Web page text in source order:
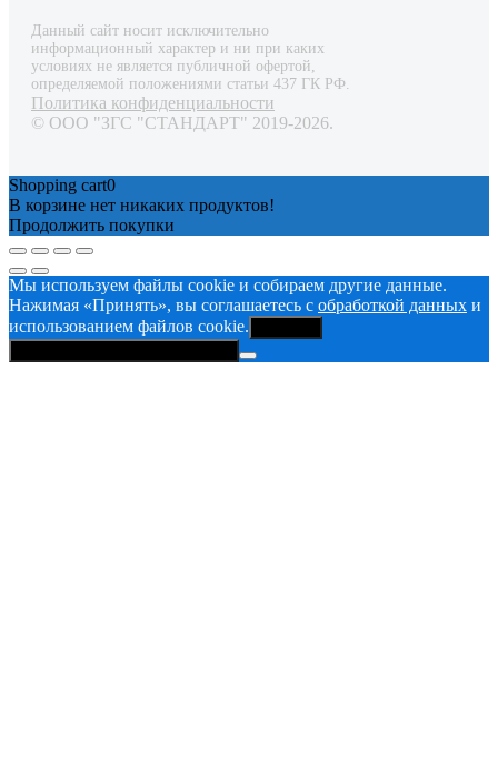
Данный сайт носит исключительно
информационный характер и ни при каких
условиях не является публичной офертой,
определяемой положениями статьи 437 ГК РФ.
Политика конфиденциальности
© ООО "ЗГС "СТАНДАРТ" 2019-2026.
Shopping cart0
В корзине нет никаких продуктов!
Продолжить покупки
Мы используем файлы cookie и собираем другие данные.
Нажимая «Принять», вы соглашаетесь с обработкой данных и
использованием файлов cookie.